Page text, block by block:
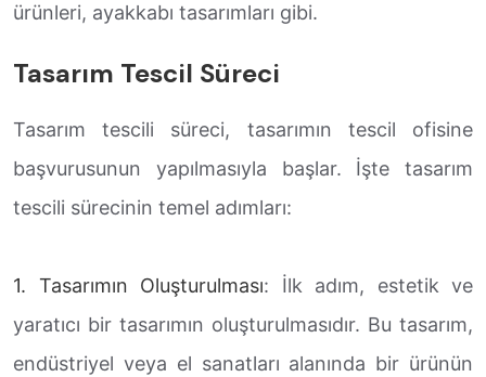
ürünleri, ayakkabı tasarımları gibi.
Tasarım Tescil Süreci
Tasarım tescili süreci, tasarımın tescil ofisine
başvurusunun yapılmasıyla başlar. İşte tasarım
tescili sürecinin temel adımları:
1. Tasarımın Oluşturulması: İlk adım, estetik ve
yaratıcı bir tasarımın oluşturulmasıdır. Bu tasarım,
endüstriyel veya el sanatları alanında bir ürünün